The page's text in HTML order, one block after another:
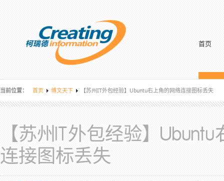
首页
当前位置： 首页 博文天下 【苏州IT外包经验】Ubuntu右上角的网络连接图标丢失
【苏州IT外包经验】
连接图标丢失